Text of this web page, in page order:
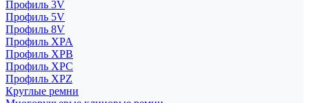
Профиль 3V
Профиль 5V
Профиль 8V
Профиль XPA
Профиль XPB
Профиль XPC
Профиль XPZ
Круглые ремни